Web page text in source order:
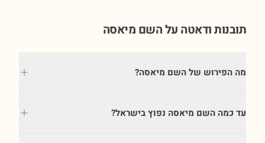
תובנות ודאטה על השם מיאסה
מה הפירוש של השם מיאסה?
עד כמה השם מיאסה נפוץ בישראל?